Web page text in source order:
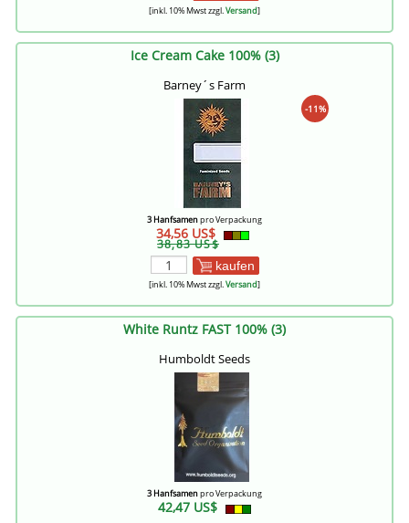
[inkl. 10% Mwst zzgl.Versand]
Ice Cream Cake 100% (3)
Barney´s Farm
-11%
3 Hanfsamenpro Verpackung
34,56 US$
38,83 US$
kaufen
[inkl. 10% Mwst zzgl.Versand]
White Runtz FAST 100% (3)
Humboldt Seeds
3 Hanfsamenpro Verpackung
42,47 US$